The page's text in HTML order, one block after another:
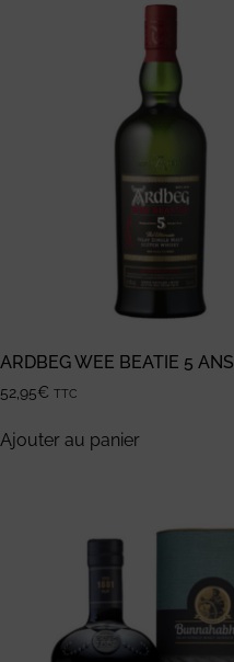
ARDBEG WEE BEATIE 5 ANS
52,95€ TTC
Ajouter au panier